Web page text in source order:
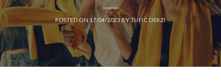
POSTED ON 17/04/2023 BY TUFIC DERZI